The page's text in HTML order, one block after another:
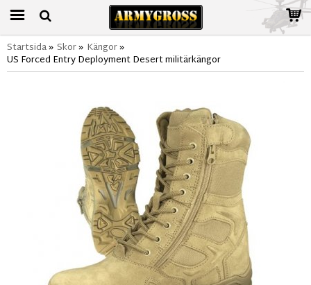
Startsida» Skor» Kängor»
US Forced Entry Deployment Desert militärkängor